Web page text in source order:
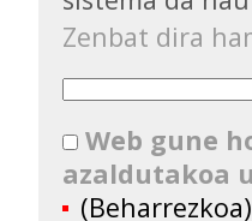
Zenbat dira
Web gune
azaldutakoa
(Beharrezkoa)